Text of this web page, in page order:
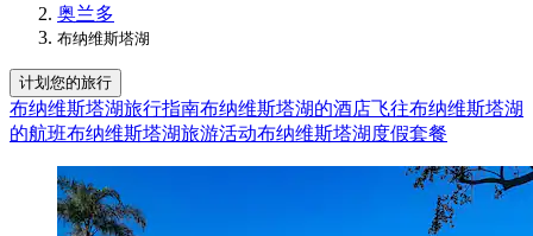
奥兰多
布纳维斯塔湖
计划您的旅行
布纳维斯塔湖旅行指南布纳维斯塔湖的酒店飞往布纳维斯塔湖
的航班布纳维斯塔湖旅游活动布纳维斯塔湖度假套餐